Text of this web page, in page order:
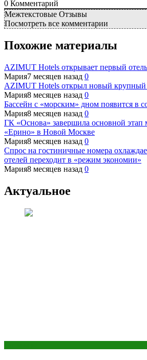
0 Комментарий
Межтекстовые Отзывы
Посмотреть все комментарии
Похожие материалы
AZIMUT Hotels открывает первый
Мария7 месяцев назад 0
AZIMUT Hotels открыл новый крупный
Мария8 месяцев назад 0
Бассейн с «морским» дном появится в
Мария8 месяцев назад 0
ГК «Основа» завершила основной этап
«Ерино» в Новой Москве
Мария8 месяцев назад 0
Спрос на гостиничные номера
отелей переходит в «режим экономии»
Мария8 месяцев назад 0
Актуальное